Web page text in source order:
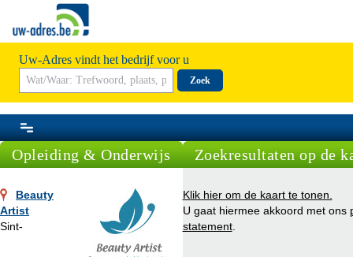
Uw-Adres vindt het bedrijf voor u
Zoek
Opleiding & Onderwijs
Beauty
Artist
Sint-
Zoekresultaten op de
Klik hier om de kaart te tonen.
U gaat hiermee akkoord met ons
statement.